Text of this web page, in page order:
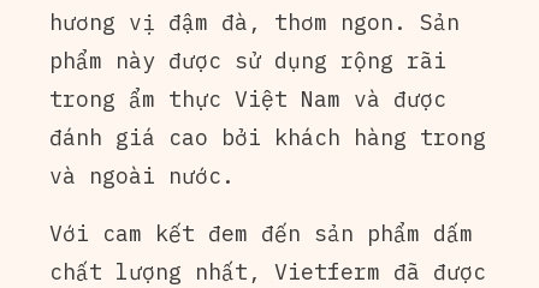
hương vị đậm đà, thơm ngon. Sản
phẩm này được sử dụng rộng rãi
trong ẩm thực Việt Nam và được
đánh giá cao bởi khách hàng trong
và ngoài nước.
Với cam kết đem đến sản phẩm dấm
chất lượng nhất, Vietferm đã được